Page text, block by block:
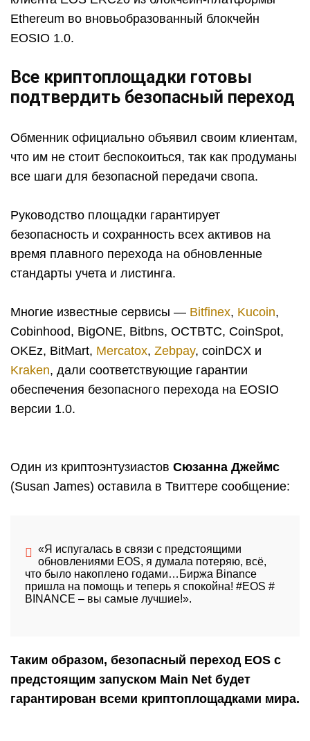
Ethereum во вновьобразованный блокчейн
EOSIO 1.0.
Все криптоплощадки готовы
подтвердить безопасный переход
Обменник официально объявил своим клиентам,
что им не стоит беспокоиться, так как продуманы
все шаги для безопасной передачи свопа.
Руководство площадки гарантирует
безопасность и сохранность всех активов на
время плавного перехода на обновленные
стандарты учета и листинга.
Многие известные сервисы — Bitfinex, Kucoin,
Cobinhood, BigONE, Bitbns, OCTBTC, CoinSpot,
OKEz, BitMart, Mercatox, Zebpay, coinDCX и
Kraken, дали соответствующие гарантии
обеспечения безопасного перехода на EOSIO
версии 1.0.
Один из криптоэнтузиастов Сюзанна Джеймс
(Susan James) оставила в Твиттере сообщение:
«Я испугалась в связи с предстоящими
обновлениями EOS, я думала потеряю, всё,
что было накоплено годами…Биржа Binance
пришла на помощь и теперь я спокойна! #EOS #
BINANCE – вы самые лучшие!».
Таким образом, безопасный переход EOS с
предстоящим запуском Main Net будет
гарантирован всеми криптоплощадками мира.